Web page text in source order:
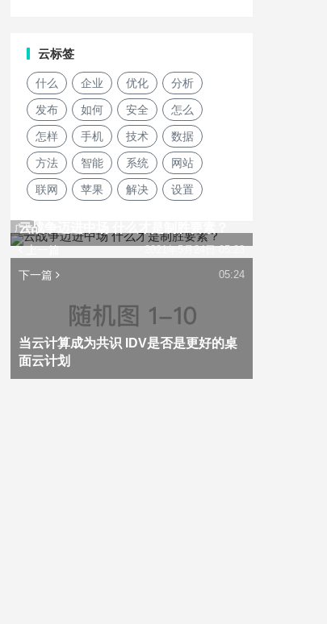
云标签
什么 企业 优化 分析
发布 如何 安全 怎么
怎样 手机 技术 数据
方法 智能 系统 网站
联网 苹果 解决 设置
广告
上一篇
云战争迈进中场 什么才是制胜要素？
2021年5月24日 05:23
下一篇
当云计算成为共识 IDV是否是更好的桌
面云计划
05:24